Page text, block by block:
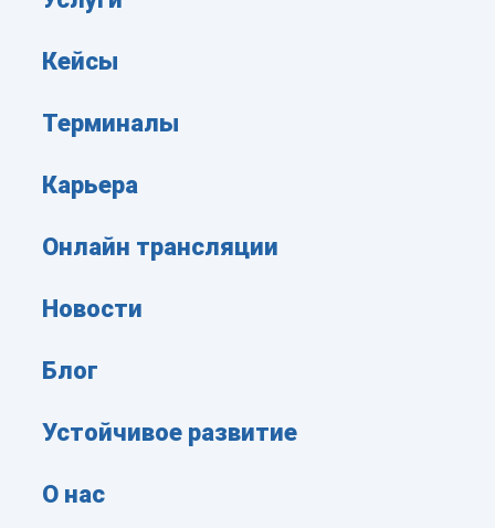
Кейсы
Терминалы
Карьера
Онлайн трансляции
Новости
Блог
Устойчивое развитие
О нас